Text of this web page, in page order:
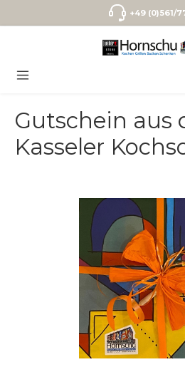
Zum Hauptinhalt springen
+49 (0)561/
Gutschein aus
Kasseler
Bildergalerie überspringen